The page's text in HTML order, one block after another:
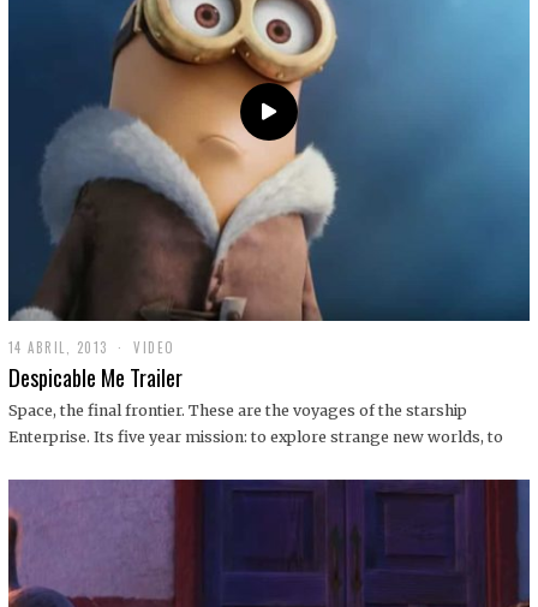
14 ABRIL, 2013
9
D
C
I
1
VIDEO
Despicable Me Trailer
Space, the final frontier. These are the voyages of the starship
Enterprise. Its five year mission: to explore strange new worlds, to